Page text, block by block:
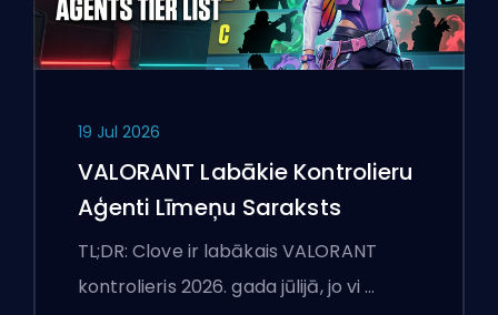
19 Jul 2026
VALORANT Labākie Kontrolieru
Aģenti Līmeņu Saraksts
TL;DR: Clove ir labākais VALORANT
kontrolieris 2026. gada jūlijā, jo vi …